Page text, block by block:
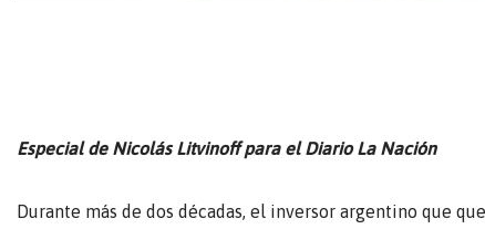
Especial de Nicolás Litvinoff para el Diario La Nación
Durante más de dos décadas, el inversor argentino que